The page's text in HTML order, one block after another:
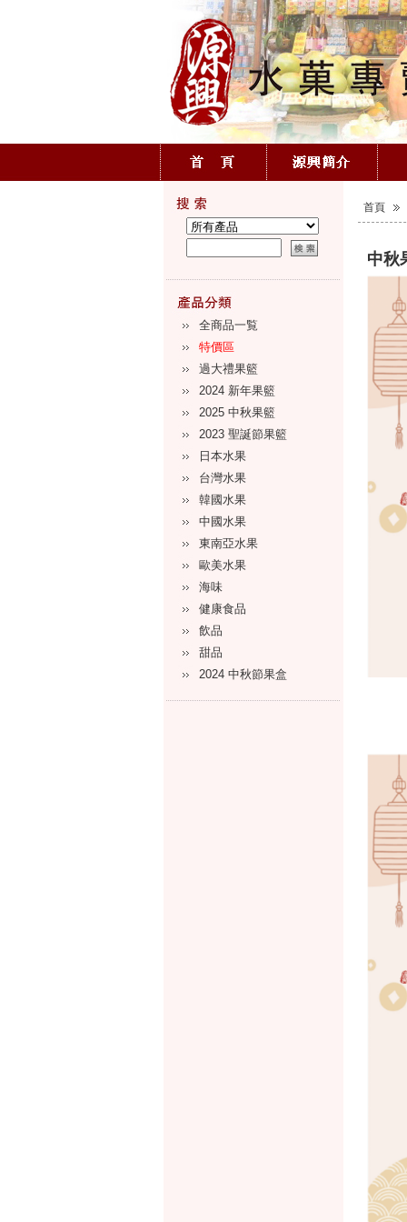
全商品一覧
特價區
過大禮果籃
2024 新年果籃
2025 中秋果籃
2023 聖誕節果籃
日本水果
台灣水果
韓國水果
中國水果
東南亞水果
歐美水果
海味
健康食品
飲品
甜品
2024 中秋節果盒
首頁
中秋